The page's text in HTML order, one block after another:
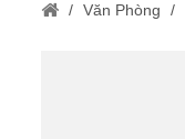
/ Văn Phòng /